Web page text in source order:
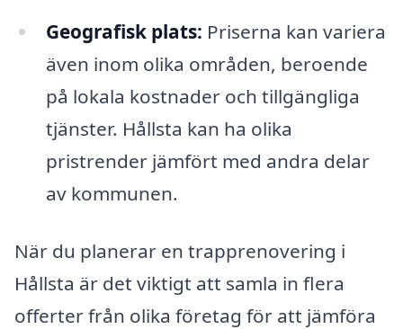
Geografisk plats: Priserna kan variera
även inom olika områden, beroende
på lokala kostnader och tillgängliga
tjänster. Hållsta kan ha olika
pristrender jämfört med andra delar
av kommunen.
När du planerar en trapprenovering i
Hållsta är det viktigt att samla in flera
offerter från olika företag för att jämföra